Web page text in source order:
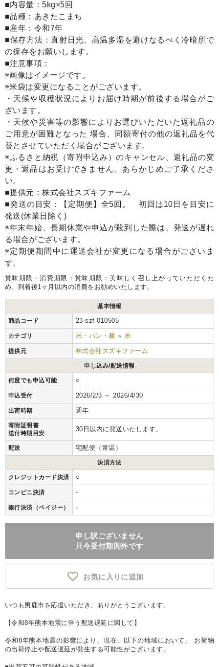
■内容量：5kg×5回
■品種：あきたこまち
■産年：令和7年
■保存方法：直射日光、高温多湿を避けなるべく冷暗所で
の保存をお願いします。
■注意事項：
※画像はイメージです。
※米袋は変更になることがございます。
・天候や収穫状況によりお届け時期が前後する場合がご
ざいます。
・天候や災害等の影響によりお選びいただいた返礼品の
ご用意が困難となった 場合、同額寄付の他の返礼品を代
替とさせていただく場合がございます。
※ふるさと納税（寄附申込み）のキャンセル、返礼品の変
更・返品はお受けできません。あらかじめご了承くださ
い。
■提供元：株式会社スズキファーム
■発送の目安：【定期便】全5回。 初回は10日を目安に
発送(休業日除く)
※年末年始、長期休業や申込が殺到した際は、発送が遅れ
る場合がございます。
※定期便期間中に運送会社が変更になる場合がございま
す。
賞味期限・消費期限：賞味期限：美味しく召し上がっていただくた
め、到着後1ヶ月以内の消費をお勧めいたします。
基本情報
商品コード 23-szf-010505
カテゴリ 米・パン・麺 > 米
提供元 株式会社スズキファーム
申し込み/配送情報
何度でも申込可能 ○
申込受付 2026/2/3 ～ 2026/4/30
出荷時期 通年
寄附証明書
送付時期目安
30日以内に発送いたします。
配送 宅配便（常温）
決済方法
クレジットカード決済 ○
コンビニ決済 -
銀行決済（ペイジー） -
申し訳ございません
只今受付期間外です
お気に入りに追加
いつも男鹿市を応援いただき、ありがとうございます。
【令和8年熊本地震に伴う配送遅延に関して】
令和8年熊本地震の影響により、現在、以下の地域において、 お荷物
の出荷停止や配送遅延が発生する可能性がございます。